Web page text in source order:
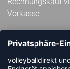
Vorkasse
ABONNIERE